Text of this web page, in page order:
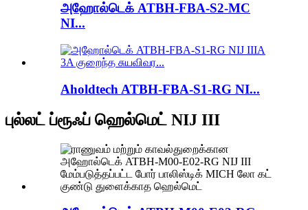
அஹோல்டெக் ATBH-FBA-S2-MC
NI...
Aholdtech ATBH-FBA-S1-RG NI...
புல்லட் ப்ரூஃப் ஹெல்மெட் NIJ III